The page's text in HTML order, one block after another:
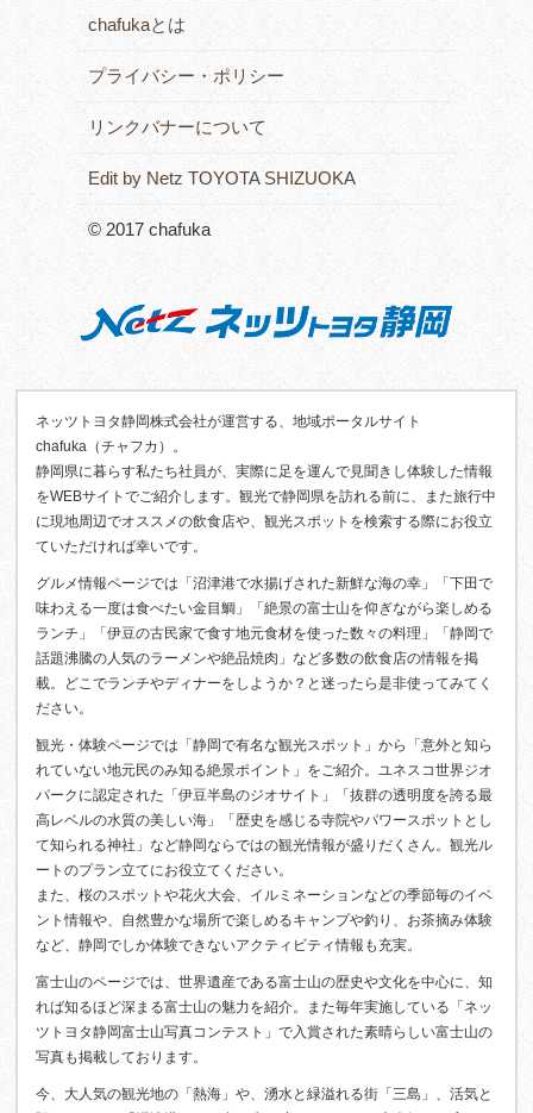
chafukaとは
プライバシー・ポリシー
リンクバナーについて
Edit by Netz TOYOTA SHIZUOKA
© 2017 chafuka
ネッツトヨタ静岡株式会社が運営する、地域ポータルサイト
chafuka（チャフカ）。
静岡県に暮らす私たち社員が、実際に足を運んで見聞きし体験した情報
をWEBサイトでご紹介します。観光で静岡県を訪れる前に、また旅行中
に現地周辺でオススメの飲食店や、観光スポットを検索する際にお役立
ていただければ幸いです。
グルメ情報ページでは「沼津港で水揚げされた新鮮な海の幸」「下田で
味わえる一度は食べたい金目鯛」「絶景の富士山を仰ぎながら楽しめる
ランチ」「伊豆の古民家で食す地元食材を使った数々の料理」「静岡で
話題沸騰の人気のラーメンや絶品焼肉」など多数の飲食店の情報を掲
載。どこでランチやディナーをしようか？と迷ったら是非使ってみてく
ださい。
観光・体験ページでは「静岡で有名な観光スポット」から「意外と知ら
れていない地元民のみ知る絶景ポイント」をご紹介。ユネスコ世界ジオ
パークに認定された「伊豆半島のジオサイト」「抜群の透明度を誇る最
高レベルの水質の美しい海」「歴史を感じる寺院やパワースポットとし
て知られる神社」など静岡ならではの観光情報が盛りだくさん。観光ル
ートのプラン立てにお役立てください。
また、桜のスポットや花火大会、イルミネーションなどの季節毎のイベ
ント情報や、自然豊かな場所で楽しめるキャンプや釣り、お茶摘み体験
など、静岡でしか体験できないアクティビティ情報も充実。
富士山のページでは、世界遺産である富士山の歴史や文化を中心に、知
れば知るほど深まる富士山の魅力を紹介。また毎年実施している「ネッ
ツトヨタ静岡富士山写真コンテスト」で入賞された素晴らしい富士山の
写真も掲載しております。
今、大人気の観光地の「熱海」や、湧水と緑溢れる街「三島」、活気と